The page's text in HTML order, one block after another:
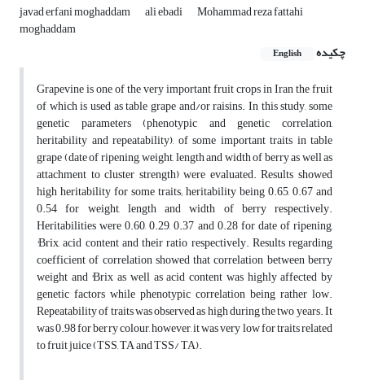
javad erfani moghaddam ali ebadi Mohammad reza fattahi
moghaddam
چکیده
English
Grapevine is one of the very important fruit crops in Iran the fruit
of which is used as table grape and/or raisins. In this study, some
genetic parameters (phenotypic and genetic correlation,
heritability and repeatability), of some important traits in table
grape (date of ripening, weight, length and width of berry as well as
attachment to cluster strength) were evaluated. Results showed
high heritability for some traits; heritability being 0.65, 0.67 and
0.54 for weight, length and width of berry respectively.
Heritabilities were 0.60, 0.29, 0.37 and 0.28 for date of ripening,
°Brix, acid content and their ratio respectively. Results regarding
coefficient of correlation showed that correlation between berry
weight and °Brix as well as acid content was highly affected by
genetic factors while phenotypic correlation being rather low.
Repeatability of traits was observed as high during the two years. It
was 0.98 for berry colour, however, it was very low for traits related
to fruit juice (TSS, TA and TSS/ TA).